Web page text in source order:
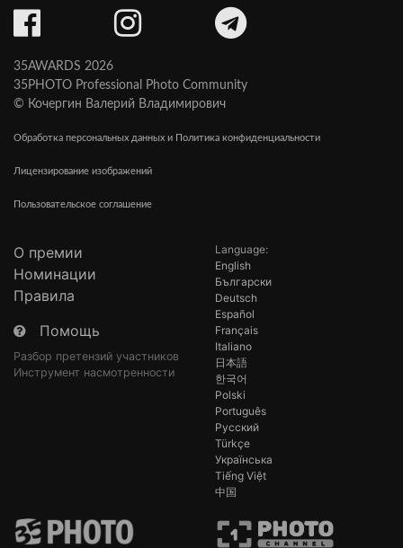
35AWARDS 2026
35PHOTO Professional Photo Community
© Кочергин Валерий Владимирович
Обработка персональных данных и Политика конфиденциальности
Лицензирование изображений
Пользовательское соглашение
О премии
Номинации
Правила
Помощь
Разбор претензий участников
Инструмент насмотренности
Language:
English
Български
Deutsch
Español
Français
Italiano
日本語
한국어
Polski
Português
Русский
Türkçe
Українська
Tiếng Việt
中国